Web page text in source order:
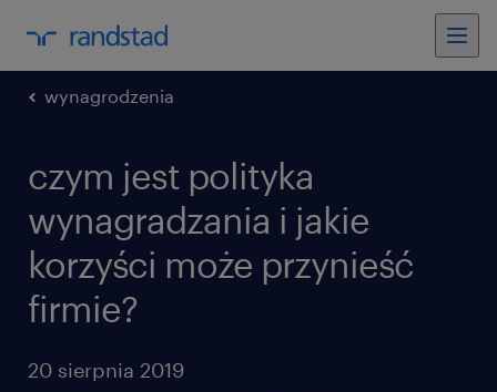
wynagrodzenia
czym jest polityka
wynagradzania i jakie
korzyści może przynieść
firmie?
20 sierpnia 2019